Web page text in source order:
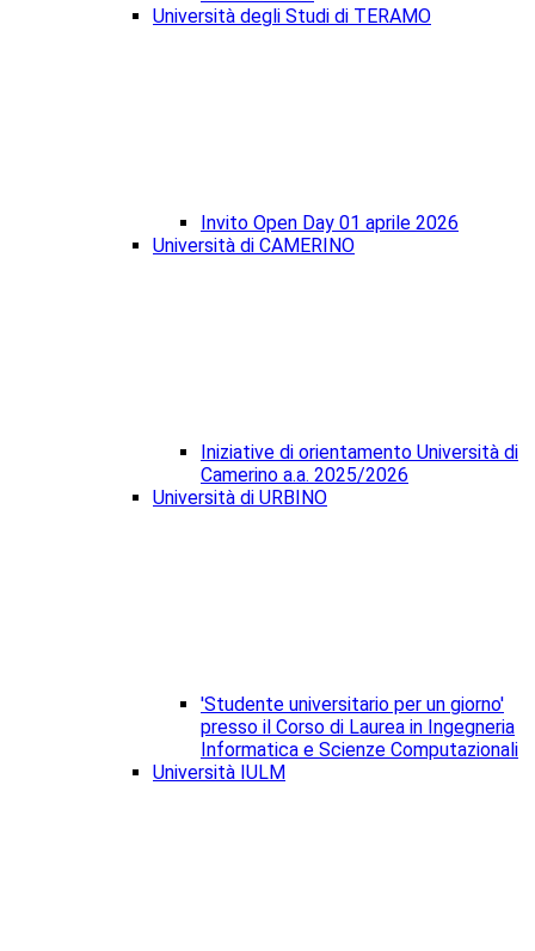
Università degli Studi di TERAMO
Invito Open Day 01 aprile 2026
Università di CAMERINO
Iniziative di orientamento Università di
Camerino a.a. 2025/2026
Università di URBINO
'Studente universitario per un giorno'
presso il Corso di Laurea in Ingegneria
Informatica e Scienze Computazionali
Università IULM